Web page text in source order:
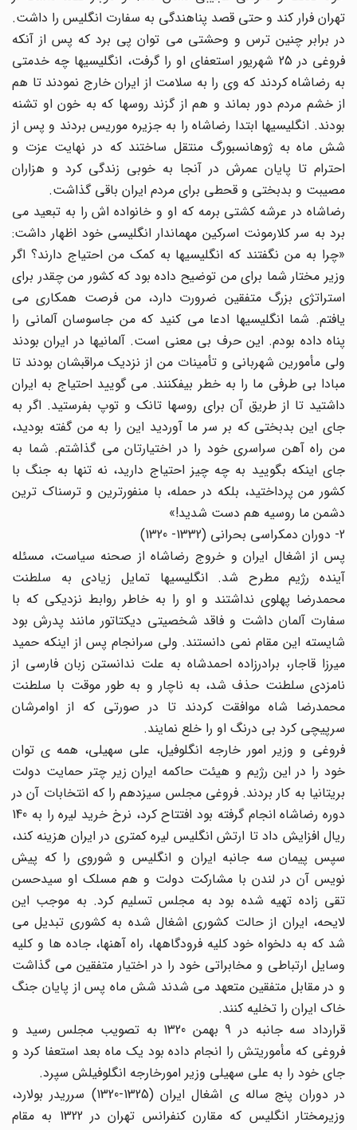
تهران فرار کند و حتی قصد پناهندگی به سفارت انگلیس را داشت.
در برابر چنین ترس و وحشتی می توان پی برد که پس از آنکه
فروغی در 25 شهریور استعفای او را گرفت، انگلیسیها چه خدمتی
به رضاشاه کردند که وی را به سلامت از ایران خارج نمودند تا هم
از خشم مردم دور بماند و هم از گزند روسها که به خون او تشنه
بودند. انگلیسیها ابتدا رضاشاه را به جزیره موریس بردند و پس از
شش ماه به ژوهانسبورگ منتقل ساختند که در نهایت عزت و
احترام تا پایان عمرش در آنجا به خوبی زندگی کرد و هزاران
مصیبت و بدبختی و قحطی برای مردم ایران باقی گذاشت.
رضاشاه در عرشه کشتی برمه که او و خانواده اش را به تبعید می
برد به سر کلارمونت اسرکین مهماندار انگلیسی خود اظهار داشت:
«چرا به من نگفتند که انگلیسیها به کمک من احتیاج دارند؟ اگر
وزیر مختار شما برای من توضیح داده بود که کشور من چقدر برای
استراتژی بزرگ متفقین ضرورت دارد، من فرصت همکاری می
یافتم. شما انگلیسیها ادعا می کنید که من جاسوسان آلمانی را
پناه داده بودم. این حرف بی معنی است. آلمانیها در ایران بودند
ولی مأمورین شهربانی و تأمینات من از نزدیک مراقبشان بودند تا
مبادا بی طرفی ما را به خطر بیفکنند. می گویید احتیاج به ایران
داشتید تا از طریق آن برای روسها تانک و توپ بفرستید. اگر به
جای این بدبختی که بر سر ما آوردید این را به من گفته بودید،
من راه آهن سراسری خود را در اختیارتان می گذاشتم. شما به
جای اینکه بگویید به چه چیز احتیاج دارید، نه تنها به جنگ با
کشور من پرداختید، بلکه در حمله، با منفورترین و ترسناک ترین
دشمن ما روسیه هم دست شدید!»
پس از اشغال ایران و خروج رضاشاه از صحنه سیاست، مسئله
آینده رژیم مطرح شد. انگلیسیها تمایل زیادی به سلطنت
محمدرضا پهلوی نداشتند و او را به خاطر روابط نزدیکی که با
سفارت آلمان داشت و فاقد شخصیتی دیکتاتور مانند پدرش بود
شایسته این مقام نمی دانستند. ولی سرانجام پس از اینکه حمید
میرزا قاجار، برادرزاده احمدشاه به علت ندانستن زبان فارسی از
نامزدی سلطنت حذف شد، به ناچار و به طور موقت با سلطنت
محمدرضا شاه موافقت کردند تا در صورتی که از اوامرشان
سرپیچی کرد بی درنگ او را خلع نمایند.
فروغی و وزیر امور خارجه انگلوفیل، علی سهیلی، همه ی توان
خود را در این رژیم و هیئت حاکمه ایران زیر چتر حمایت دولت
بریتانیا به کار بردند. فروغی مجلس سیزدهم را که انتخابات آن در
دوره رضاشاه انجام گرفته بود افتتاح کرد، نرخ خرید لیره را به 140
ریال افزایش داد تا ارتش انگلیس لیره کمتری در ایران هزینه کند،
سپس پیمان سه جانبه ایران و انگلیس و شوروی را که پیش
نویس آن در لندن با مشارکت دولت و هم مسلک او سیدحسن
تقی زاده تهیه شده بود به مجلس تسلیم کرد. به موجب این
لایحه، ایران از حالت کشوری اشغال شده به کشوری تبدیل می
شد که به دلخواه خود کلیه فرودگاهها، راه آهنها، جاده ها و کلیه
وسایل ارتباطی و مخابراتی خود را در اختیار متفقین می گذاشت
و در مقابل متفقین متعهد می شدند شش ماه پس از پایان جنگ
خاک ایران را تخلیه کنند.
قرارداد سه جانبه در 9 بهمن 1320 به تصویب مجلس رسید و
فروغی که مأموریتش را انجام داده بود یک ماه بعد استعفا کرد و
جای خود را به علی سهیلی وزیر امورخارجه انگلوفیلش سپرد.
در دوران پنج ساله ی اشغال ایران (1325-1320) سرریدر بولارد،
وزیرمختار انگلیس که مقارن کنفرانس تهران در 1322 به مقام